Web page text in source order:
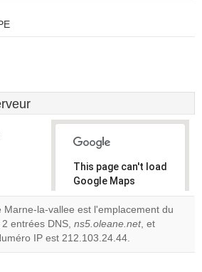
This page can't load
Google Maps
correctly.
Do you
own this
Marne-la-vallee est l'emplacement du
entrées DNS, ns5.oleane.net, et
IP est 212.103.24.44.